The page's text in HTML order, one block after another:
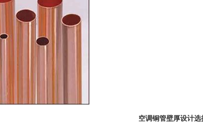
空调铜管壁厚设计选